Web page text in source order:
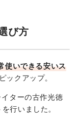
び方
使いできる安いス
ックアップ。
ターの古作光徳
行いました。